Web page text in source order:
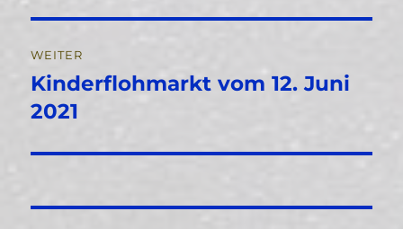
WEITER
Nächster
Beitrag:
Kinderflohmarkt vom 12. Juni
2021